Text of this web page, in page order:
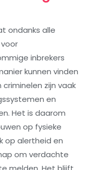
ondanks alle
inbrekers
kunnen vinden
zijn vaak
en
Het is daarom
op fysieke
op alertheid en
om verdachte